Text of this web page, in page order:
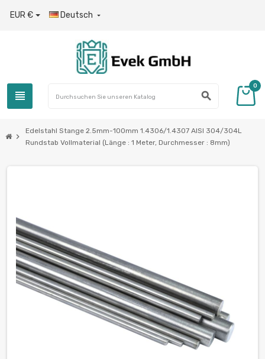
EUR € Deutsch 
view_headline search
0
chevron_right
Edelstahl Stange 2.5mm-100mm 1.4306/1.4307 AISI 304/304L
Rundstab Vollmaterial (Länge : 1 Meter, Durchmesser : 8mm)